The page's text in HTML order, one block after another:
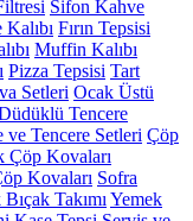
Sifon Kahve
Fırın Tepsisi
Muffin Kalıbı
Pizza Tepsisi Tart
Setleri Ocak Üstü
Tencere
ve Tencere Setleri Çöp
Çöp Kovaları
Kovaları Sofra
Takımı Yemek